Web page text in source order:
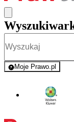
Moje Prawo.pl
- rejestracja i